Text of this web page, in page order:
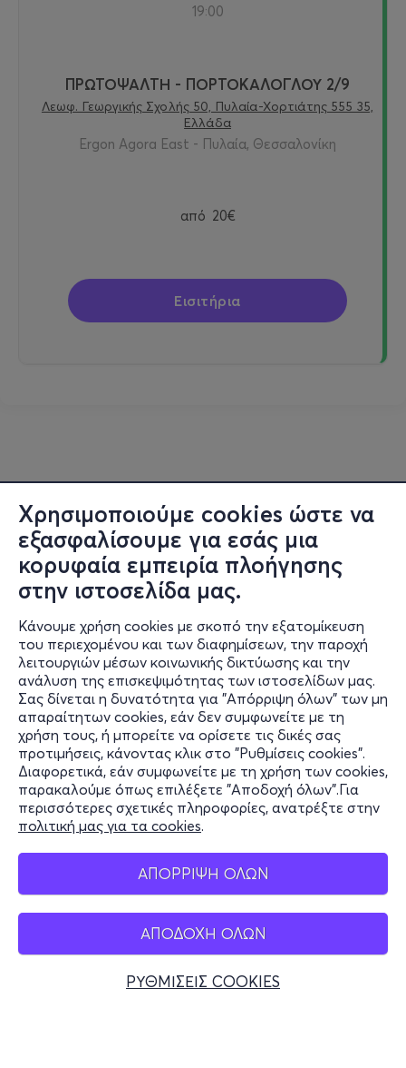
Χρησιμοποιούμε cookies ώστε να
εξασφαλίσουμε για εσάς μια
κορυφαία εμπειρία πλοήγησης
στην ιστοσελίδα μας.
Κάνουμε χρήση cookies με σκοπό την εξατομίκευση
του περιεχομένου και των διαφημίσεων, την παροχή
λειτουργιών μέσων κοινωνικής δικτύωσης και την
ανάλυση της επισκεψιμότητας των ιστοσελίδων μας.
Σας δίνεται η δυνατότητα για "Απόρριψη όλων" των μη
απαραίτητων cookies, εάν δεν συμφωνείτε με τη
χρήση τους, ή μπορείτε να ορίσετε τις δικές σας
προτιμήσεις, κάνοντας κλικ στο "Ρυθμίσεις cookies".
Διαφορετικά, εάν συμφωνείτε με τη χρήση των cookies,
παρακαλούμε όπως επιλέξετε "Αποδοχή όλων".Για
περισσότερες σχετικές πληροφορίες, ανατρέξτε στην
πολιτική μας για τα cookies.
ΑΠΟΡΡΙΨΗ ΟΛΩΝ
ΑΠΟΔΟΧΗ ΟΛΩΝ
ΡΥΘΜΙΣΕΙΣ COOKIES
19:00
ΠΡΩΤΟΨΑΛΤΗ - ΠΟΡΤΟΚΑΛΟΓΛΟΥ 2/9
Λεωφ. Γεωργικής Σχολής 50, Πυλαία-Χορτιάτης 555 35,
Ελλάδα
Ergon Agora East - Πυλαία, Θεσσαλονίκη
από 20€
Εισιτήρια
Πληροφορίες
Υποστήριξη
Stay Connected
Mobile app